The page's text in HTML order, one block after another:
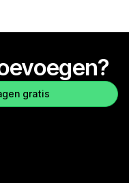
gratis